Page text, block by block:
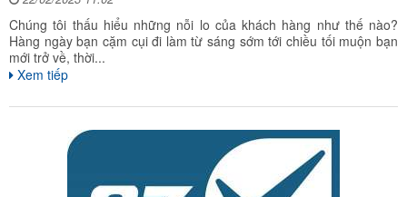
Chúng tôi thấu hiểu những nỗi lo của khách hàng như thế nào?
Hàng ngày bạn cặm cụi đi làm từ sáng sớm tới chiều tối muộn bạn
mới trở về, thời...
Xem tiếp